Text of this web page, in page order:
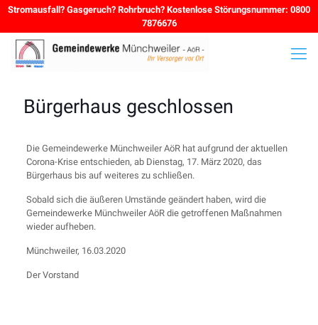
Stromausfall? Gasgeruch? Rohrbruch? Kostenlose Störungsnummer: 0800
7876676
Bürgerhaus geschlossen
Die Gemeindewerke Münchweiler AöR hat aufgrund der aktuellen
Corona-Krise entschieden, ab Dienstag, 17. März 2020, das
Bürgerhaus bis auf weiteres zu schließen.
Sobald sich die äußeren Umstände geändert haben, wird die
Gemeindewerke Münchweiler AöR die getroffenen Maßnahmen
wieder aufheben.
Münchweiler, 16.03.2020
Der Vorstand